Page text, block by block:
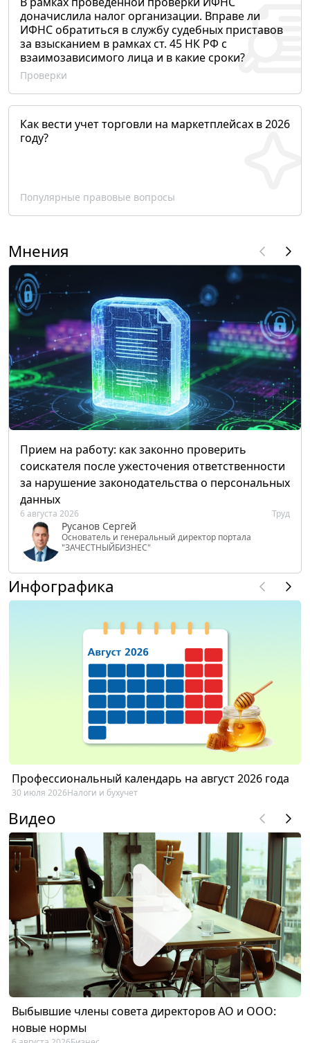
доначислила налог организации. Вправе ли
ИФНС обратиться в службу судебных приставов
за взысканием в рамках ст. 45 НК РФ с
взаимозависимого лица и в какие сроки?
Проверки
Как вести учет торговли на маркетплейсах в 2026
году?
Популярные правовые вопросы
Мнения
Прием на работу: как законно проверить
соискателя после ужесточения ответственности
за нарушение законодательства о персональных
данных
6 августа 2026 Труд
Русанов Сергей
Основатель и генеральный директор портала
"ЗАЧЕСТНЫЙБИЗНЕС"
Инфографика
Профессиональный календарь на август 2026 года
30 июля 2026Налоги и бухучет
Видео
Выбывшие члены совета директоров АО и ООО:
новые нормы